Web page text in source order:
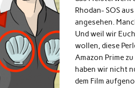
Rhodan- SOS
angesehen.
Und weil wir
wollen, diese
Amazon Prime
haben wir nicht
dem Film